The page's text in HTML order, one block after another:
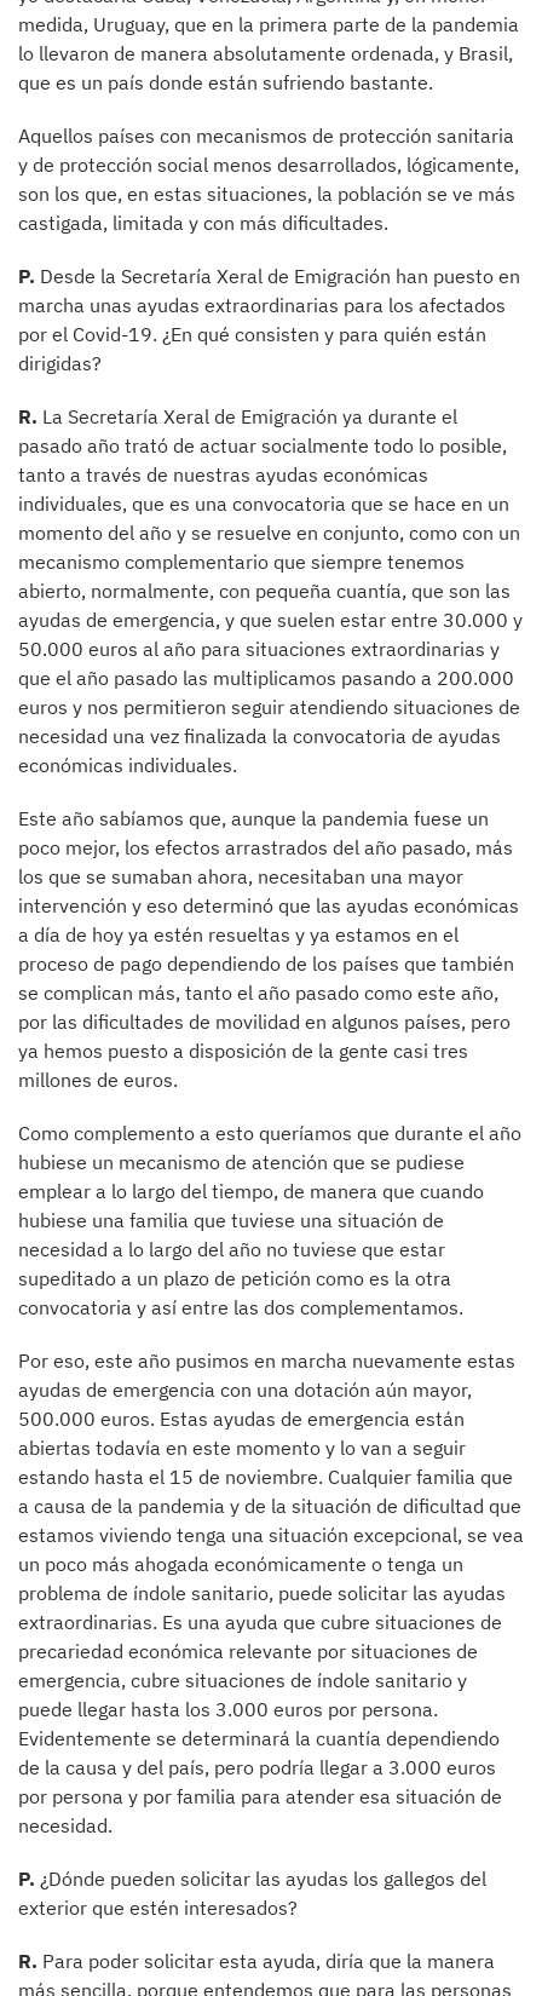
medida, Uruguay, que en la primera parte de la pandemia
lo llevaron de manera absolutamente ordenada, y Brasil,
que es un país donde están sufriendo bastante.
Aquellos países con mecanismos de protección sanitaria
y de protección social menos desarrollados, lógicamente,
son los que, en estas situaciones, la población se ve más
castigada, limitada y con más dificultades.
P. Desde la Secretaría Xeral de Emigración han puesto en
marcha unas ayudas extraordinarias para los afectados
por el Covid-19. ¿En qué consisten y para quién están
dirigidas?
R. La Secretaría Xeral de Emigración ya durante el
pasado año trató de actuar socialmente todo lo posible,
tanto a través de nuestras ayudas económicas
individuales, que es una convocatoria que se hace en un
momento del año y se resuelve en conjunto, como con un
mecanismo complementario que siempre tenemos
abierto, normalmente, con pequeña cuantía, que son las
ayudas de emergencia, y que suelen estar entre 30.000 y
50.000 euros al año para situaciones extraordinarias y
que el año pasado las multiplicamos pasando a 200.000
euros y nos permitieron seguir atendiendo situaciones de
necesidad una vez finalizada la convocatoria de ayudas
económicas individuales.
Este año sabíamos que, aunque la pandemia fuese un
poco mejor, los efectos arrastrados del año pasado, más
los que se sumaban ahora, necesitaban una mayor
intervención y eso determinó que las ayudas económicas
a día de hoy ya estén resueltas y ya estamos en el
proceso de pago dependiendo de los países que también
se complican más, tanto el año pasado como este año,
por las dificultades de movilidad en algunos países, pero
ya hemos puesto a disposición de la gente casi tres
millones de euros.
Como complemento a esto queríamos que durante el año
hubiese un mecanismo de atención que se pudiese
emplear a lo largo del tiempo, de manera que cuando
hubiese una familia que tuviese una situación de
necesidad a lo largo del año no tuviese que estar
supeditado a un plazo de petición como es la otra
convocatoria y así entre las dos complementamos.
Por eso, este año pusimos en marcha nuevamente estas
ayudas de emergencia con una dotación aún mayor,
500.000 euros. Estas ayudas de emergencia están
abiertas todavía en este momento y lo van a seguir
estando hasta el 15 de noviembre. Cualquier familia que
a causa de la pandemia y de la situación de dificultad que
estamos viviendo tenga una situación excepcional, se vea
un poco más ahogada económicamente o tenga un
problema de índole sanitario, puede solicitar las ayudas
extraordinarias. Es una ayuda que cubre situaciones de
precariedad económica relevante por situaciones de
emergencia, cubre situaciones de índole sanitario y
puede llegar hasta los 3.000 euros por persona.
Evidentemente se determinará la cuantía dependiendo
de la causa y del país, pero podría llegar a 3.000 euros
por persona y por familia para atender esa situación de
necesidad.
P. ¿Dónde pueden solicitar las ayudas los gallegos del
exterior que estén interesados?
R. Para poder solicitar esta ayuda, diría que la manera
más sencilla, porque entendemos que para las personas